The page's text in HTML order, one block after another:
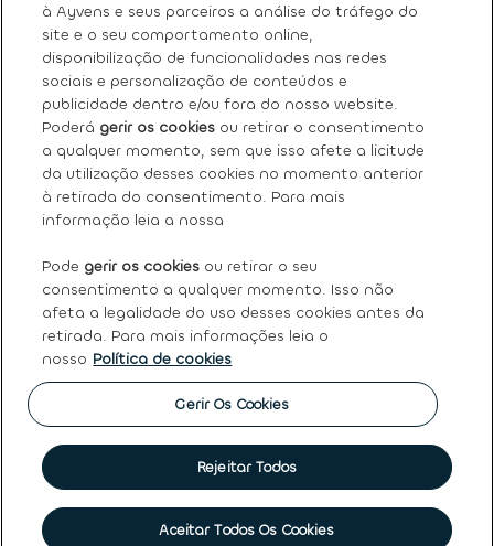
Sobre nós
Os nossos serviços
FAQ
Termos e condições gerais
Ayvens
Política de Cookies|Declaração de Privacidade
Princípios Éticos e de Conduta
Canal de denúncias|Intermediação de crédito|Garantia
de usados|Política de qualidade|Política de reclamações
Société Générale
2026 Ayvens
à Ayvens e seus parceiros a análise do tráfego do
site e o seu comportamento online,
disponibilização de funcionalidades nas redes
sociais e personalização de conteúdos e
publicidade dentro e/ou fora do nosso website.
Poderá gerir os cookies ou retirar o consentimento
a qualquer momento, sem que isso afete a licitude
da utilização desses cookies no momento anterior
à retirada do consentimento. Para mais
informação leia a nossa
Pode gerir os cookies ou retirar o seu
consentimento a qualquer momento. Isso não
afeta a legalidade do uso desses cookies antes da
retirada. Para mais informações leia o
nosso Política de cookies
Gerir Os Cookies
Rejeitar Todos
Aceitar Todos Os Cookies